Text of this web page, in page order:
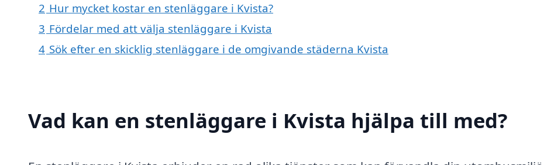
2 Hur mycket kostar en stenläggare i Kvista?
3 Fördelar med att välja stenläggare i Kvista
4 Sök efter en skicklig stenläggare i de omgivande städerna Kvista
Vad kan en stenläggare i Kvista hjälpa till med?